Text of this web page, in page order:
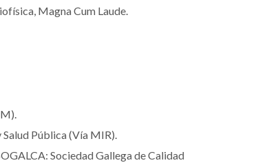
Magna Cum Laude.
Pública (Vía MIR).
Sociedad Gallega de Calidad